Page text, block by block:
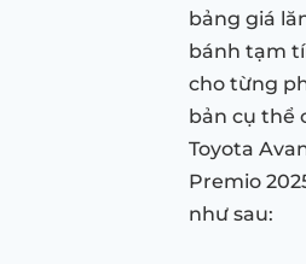
bảng giá
bánh tạm
cho từng
bản cụ thể
Toyota
Premio
như sau: